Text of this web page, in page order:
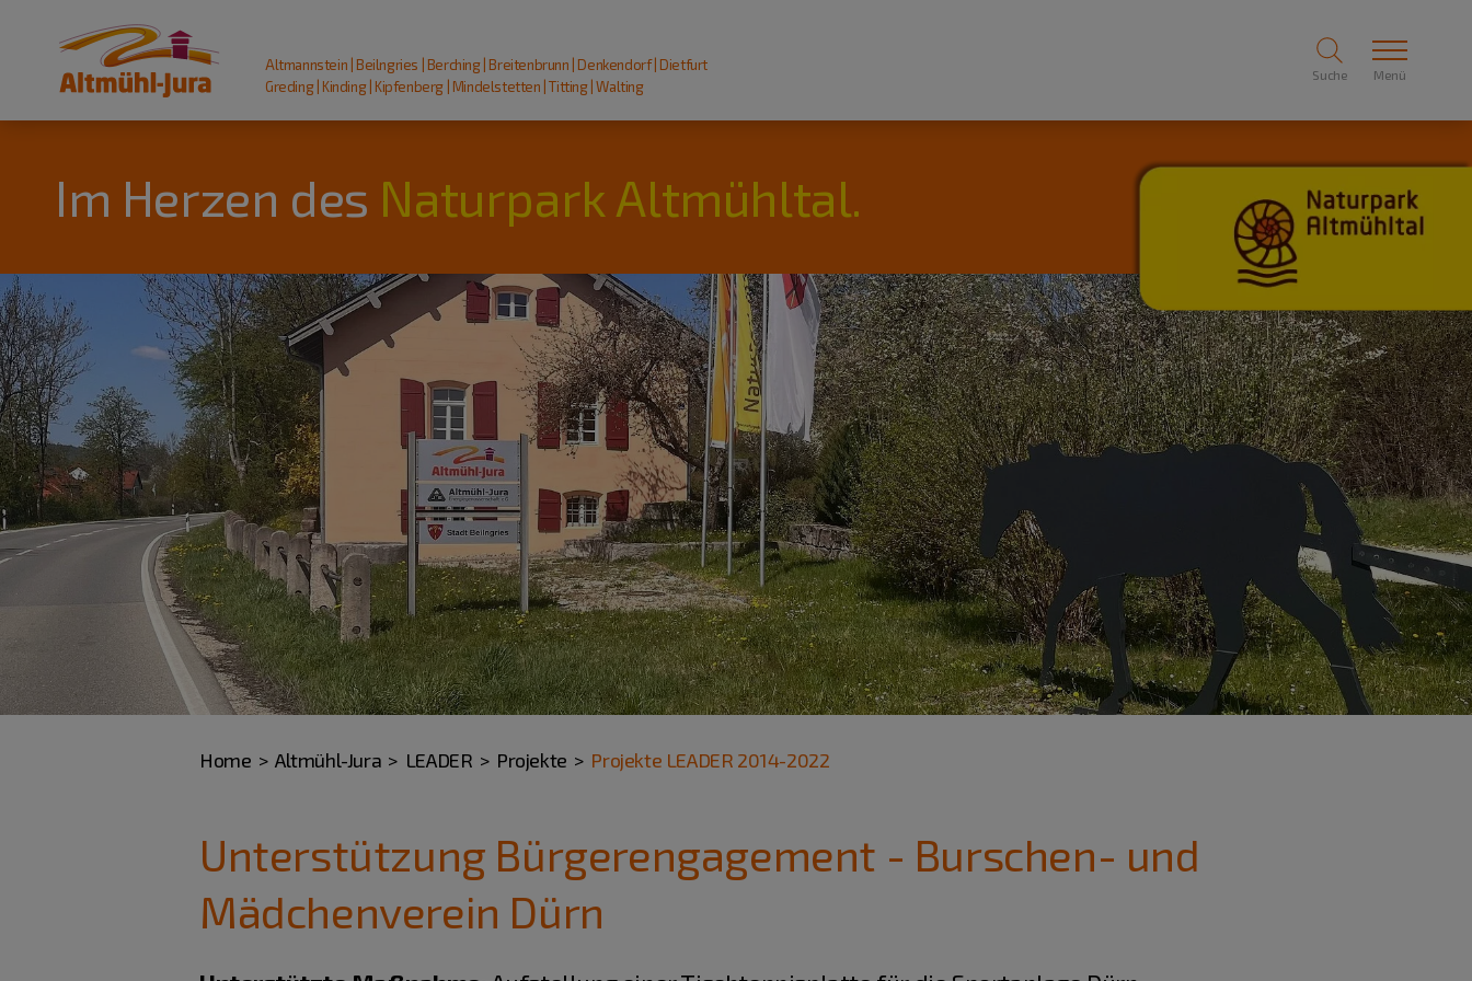
Altmannstein | Beilngries | Berching | Breitenbrunn | Denkendorf | Dietfurt
Greding | Kinding | Kipfenberg | Mindelstetten | Titting | Walting
Suche Menü
Im Herzen des Naturpark Altmühltal.
Home Altmühl-Jura LEADER Projekte Projekte LEADER 2014-2022
Unterstützung Bürgerengagement - Burschen- und
Mädchenverein Dürn